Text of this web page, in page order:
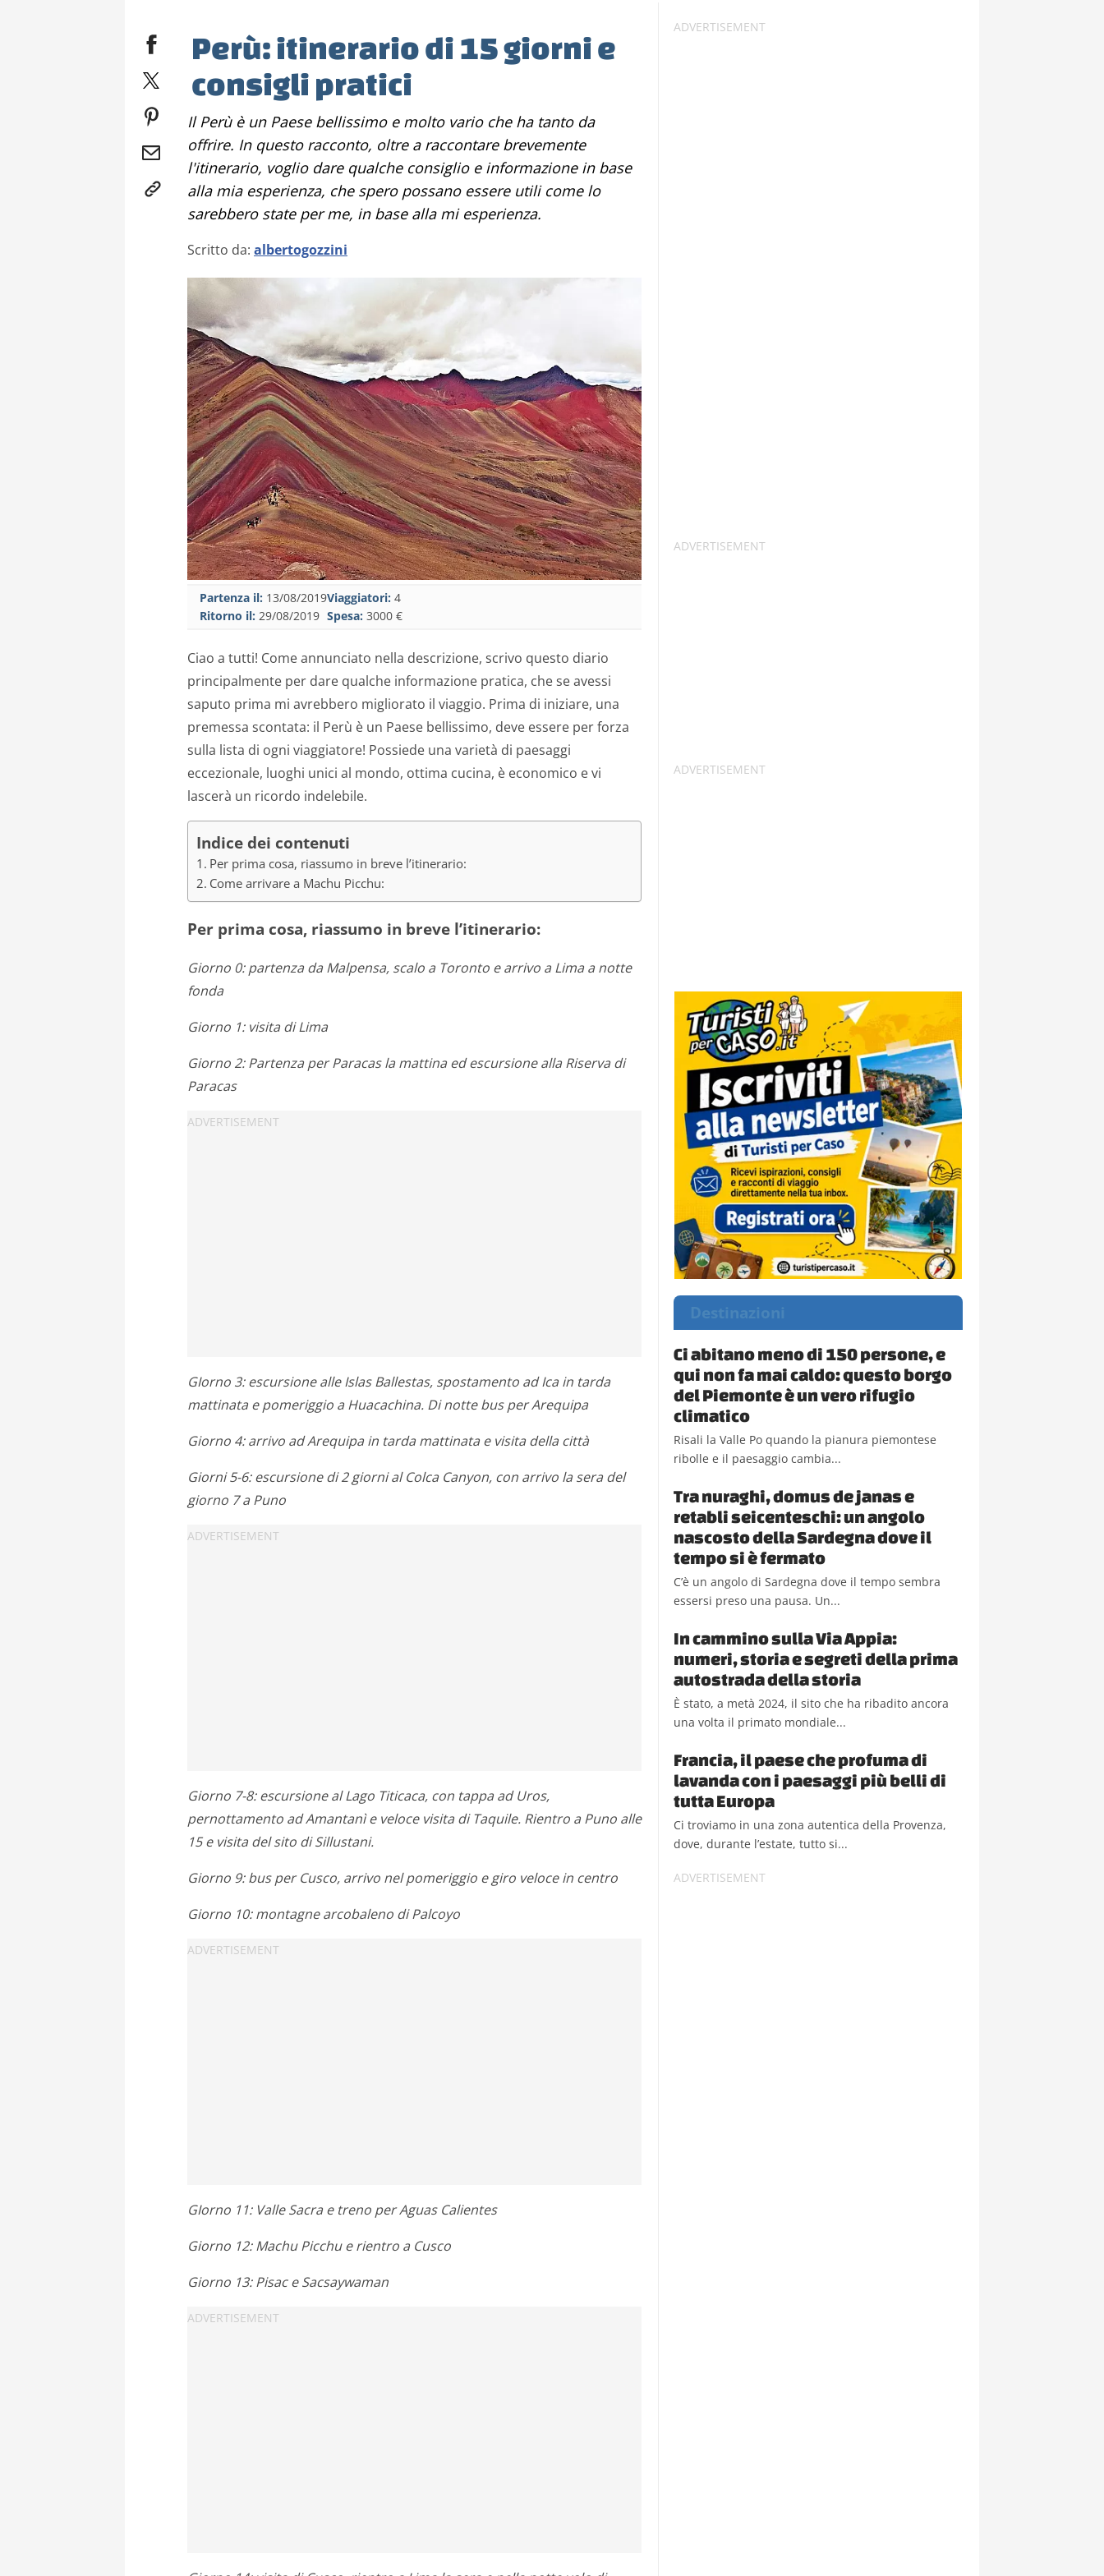
Perù: itinerario di 15 giorni e
consigli pratici
Il Perù è un Paese bellissimo e molto vario che ha tanto da
offrire. In questo racconto, oltre a raccontare brevemente
l'itinerario, voglio dare qualche consiglio e informazione in base
alla mia esperienza, che spero possano essere utili come lo
sarebbero state per me, in base alla mi esperienza.
Scritto da: albertogozzini
Partenza il: 13/08/2019
Ritorno il: 29/08/2019
Viaggiatori: 4
Spesa: 3000 €
Ciao a tutti! Come annunciato nella descrizione, scrivo questo diario
principalmente per dare qualche informazione pratica, che se avessi
saputo prima mi avrebbero migliorato il viaggio. Prima di iniziare, una
premessa scontata: il Perù è un Paese bellissimo, deve essere per forza
sulla lista di ogni viaggiatore! Possiede una varietà di paesaggi
eccezionale, luoghi unici al mondo, ottima cucina, è economico e vi
lascerà un ricordo indelebile.
Indice dei contenuti
Per prima cosa, riassumo in breve l’itinerario:
Come arrivare a Machu Picchu:
Per prima cosa, riassumo in breve l’itinerario:
Giorno 0: partenza da Malpensa, scalo a Toronto e arrivo a Lima a notte
fonda
Giorno 1: visita di Lima
Giorno 2: Partenza per Paracas la mattina ed escursione alla Riserva di
Paracas
GIorno 3: escursione alle Islas Ballestas, spostamento ad Ica in tarda
mattinata e pomeriggio a Huacachina. Di notte bus per Arequipa
Giorno 4: arrivo ad Arequipa in tarda mattinata e visita della città
Giorni 5-6: escursione di 2 giorni al Colca Canyon, con arrivo la sera del
giorno 7 a Puno
Giorno 7-8: escursione al Lago Titicaca, con tappa ad Uros,
pernottamento ad Amantanì e veloce visita di Taquile. Rientro a Puno alle
15 e visita del sito di Sillustani.
Giorno 9: bus per Cusco, arrivo nel pomeriggio e giro veloce in centro
Giorno 10: montagne arcobaleno di Palcoyo
GIorno 11: Valle Sacra e treno per Aguas Calientes
Giorno 12: Machu Picchu e rientro a Cusco
Giorno 13: Pisac e Sacsaywaman
Destinazioni
Ci abitano meno di 150 persone, e
qui non fa mai caldo: questo borgo
del Piemonte è un vero rifugio
climatico
Risali la Valle Po quando la pianura piemontese
ribolle e il paesaggio cambia...
Tra nuraghi, domus de janas e
retabli seicenteschi: un angolo
nascosto della Sardegna dove il
tempo si è fermato
C’è un angolo di Sardegna dove il tempo sembra
essersi preso una pausa. Un...
In cammino sulla Via Appia:
numeri, storia e segreti della prima
autostrada della storia
È stato, a metà 2024, il sito che ha ribadito ancora
una volta il primato mondiale...
Francia, il paese che profuma di
lavanda con i paesaggi più belli di
tutta Europa
Ci troviamo in una zona autentica della Provenza,
dove, durante l’estate, tutto si...